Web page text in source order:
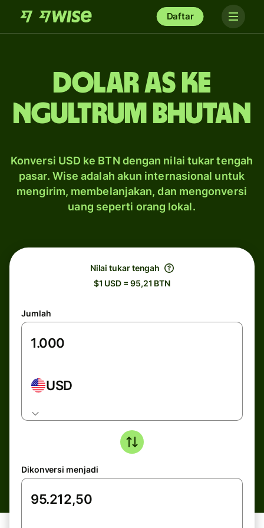
Daftar
dolar AS ke
ngultrum Bhutan
Konversi USD ke BTN dengan nilai tukar tengah
pasar. Wise adalah akun internasional untuk
mengirim, membelanjakan, dan mengonversi
uang seperti orang lokal.
Nilai tukar tengah
$1 USD = 95,21 BTN
Jumlah
USD
Dikonversi menjadi